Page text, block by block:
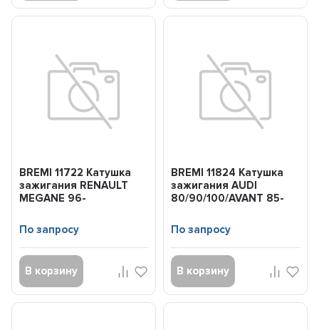
BREMI 11722 Катушка
зажигания RENAULT
MEGANE 96-
По запросу
В корзину
BREMI 11824 Катушка
зажигания AUDI
80/90/100/AVANT 85-
По запросу
В корзину